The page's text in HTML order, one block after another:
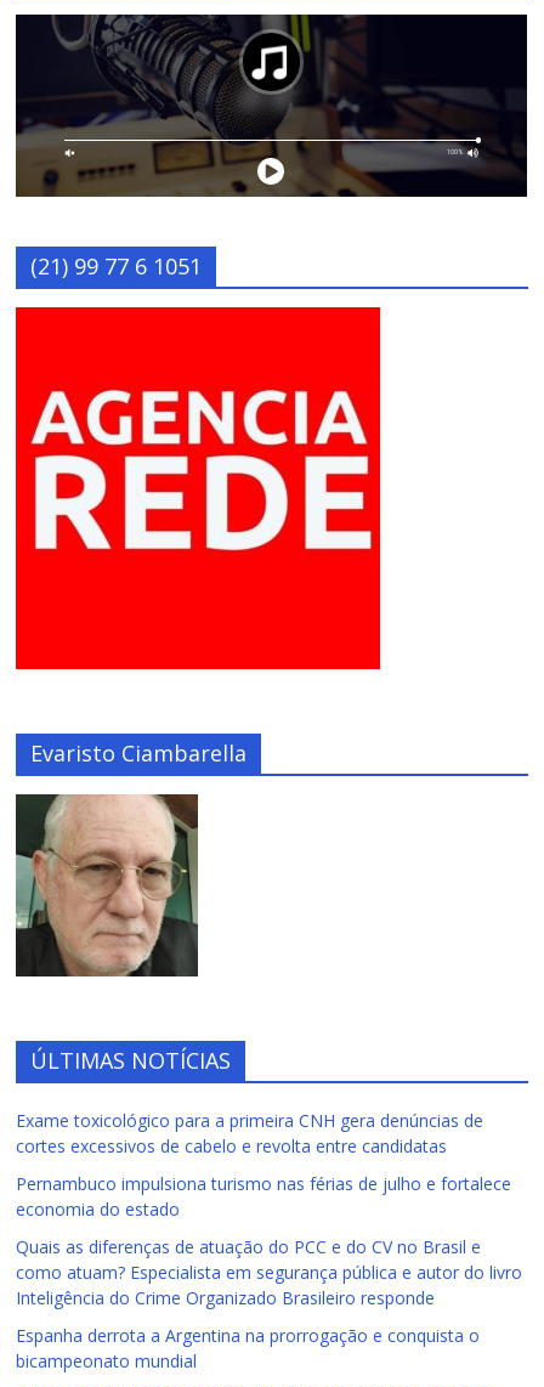
(21) 99 77 6 1051
Evaristo Ciambarella
ÚLTIMAS NOTÍCIAS
Exame toxicológico para a primeira CNH gera denúncias de
cortes excessivos de cabelo e revolta entre candidatas
Pernambuco impulsiona turismo nas férias de julho e fortalece
economia do estado
Quais as diferenças de atuação do PCC e do CV no Brasil e
como atuam? Especialista em segurança pública e autor do livro
Inteligência do Crime Organizado Brasileiro responde
Espanha derrota a Argentina na prorrogação e conquista o
bicampeonato mundial